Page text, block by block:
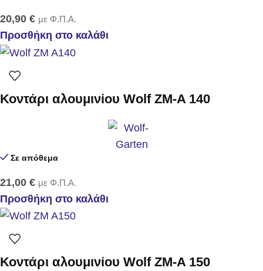
20,90 € με Φ.Π.Α.
Προσθήκη στο καλάθι
Κοντάρι αλουμινίου Wolf ZM-A 140
Σε απόθεμα
21,00 € με Φ.Π.Α.
Προσθήκη στο καλάθι
Κοντάρι αλουμινίου Wolf ZM-A 150